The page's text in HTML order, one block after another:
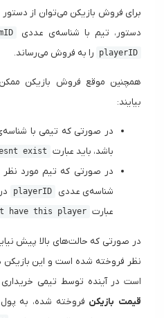
برای فروش بازیکن می‌توان از دستور
دستور، تیم با شناسه‌ی عددی
playerID را به فروش می‌رساند.
همچنین موقع فروش بازیکن
بیایند:
در صورتی که تیمی با
باشد، باید عبارت
exist
در صورتی که تیم مورد نظر
شناسه‌ی عددی
playerID
عبارت have this player
در صورتی که حالت‌های بالا پیش
نظر فروخته شده است و این بازیکن
است در آینده توسط تیمی
قیمت بازیکن فروخته شده، به